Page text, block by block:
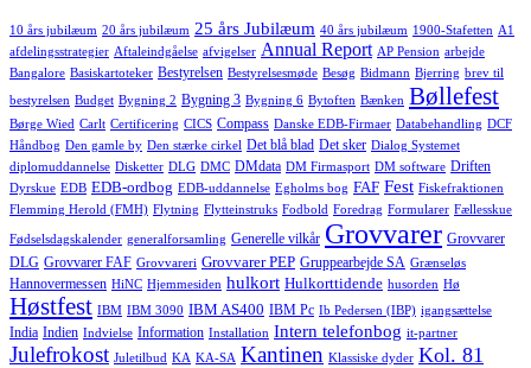
10 års jubilæum 20 års jubilæum 25 års Jubilæum 40 års jubilæum 1900-Stafetten A1
afdelingsstrategier Aftaleindgåelse afvigelser Annual Report AP Pension arbejde
Bangalore Basiskartoteker Bestyrelsen Bestyrelsesmøde Besøg Bidmann Bjerring brev til
bestyrelsen Budget Bygning 2 Bygning 3 Bygning 6 Bytoften Bænken Bøllefest
Børge Wied Carlt Certificering CICS Compass Danske EDB-Firmaer Databehandling DCF
Håndbog Den gamle by Den stærke cirkel Det blå blad Det sker Dialog Systemet
diplomuddannelse Disketter DLG DMC DMdata DM Firmasport DM software Driften
Dyrskue EDB EDB-ordbog EDB-uddannelse Egholms bog FAF Fest Fiskefraktionen
Flemming Herold (FMH) Flytning Flytteinstruks Fodbold Foredrag Formularer Fællesskue
Fødselsdagskalender generalforsamling Generelle vilkår Grovvarer Grovvarer
DLG Grovvarer FAF Grovvareri Grovvarer PEP Gruppearbejde SA Grænseløs
Hannovermessen HiNC Hjemmesiden hulkort Hulkorttidende husorden Hø
Høstfest IBM IBM 3090 IBM AS400 IBM Pc Ib Pedersen (IBP) igangsættelse
India Indien Indvielse Information Installation Intern telefonbog it-partner
Julefrokost Juletilbud KA KA-SA Kantinen Klassiske dyder Kol. 81